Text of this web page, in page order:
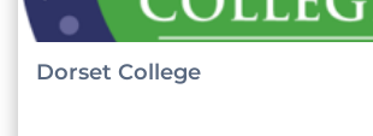
Dorset College